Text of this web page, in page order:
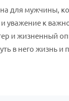
для мужчины,
уважение к
и жизненный
в него жизнь